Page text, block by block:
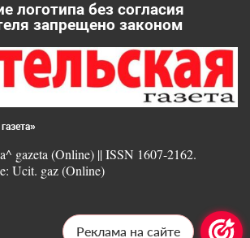
логотипа без согласия
запрещено законом
gazeta (Online) || ISSN 1607-2162.
Ucit. gaz (Online)
Реклама на сайте